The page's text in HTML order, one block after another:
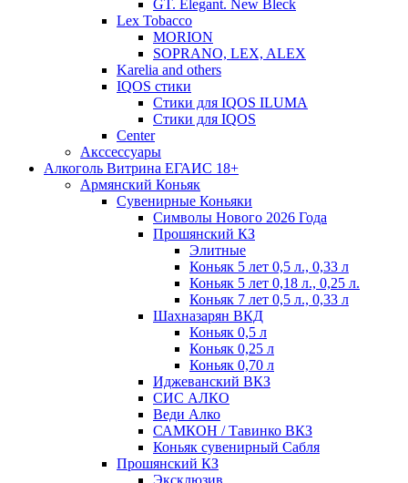
GT. Elegant. New Bleck
Lex Tobacco
MORION
SOPRANO, LEX, ALEX
Karelia and others
IQOS стики
Стики для IQOS ILUMA
Стики для IQOS
Сenter
Акссессуары
Алкоголь Витрина ЕГАИС 18+
Армянский Коньяк
Сувенирные Коньяки
Символы Нового 2026 Года
Прошянский КЗ
Элитные
Коньяк 5 лет 0,5 л., 0,33 л
Коньяк 5 лет 0,18 л., 0,25 л.
Коньяк 7 лет 0,5 л., 0,33 л
Шахназарян ВКД
Коньяк 0,5 л
Коньяк 0,25 л
Коньяк 0,70 л
Иджеванский ВКЗ
СИС АЛКО
Веди Алко
САМКОН / Тавинко ВКЗ
Коньяк сувенирный Сабля
Прошянский КЗ
Эксклюзив